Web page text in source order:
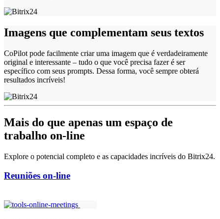
Imagens que complementam seus textos
CoPilot pode facilmente criar uma imagem que é verdadeiramente
original e interessante – tudo o que você precisa fazer é ser
específico com seus prompts. Dessa forma, você sempre obterá
resultados incríveis!
Mais do que apenas um espaço de
trabalho on-line
Explore o potencial completo e as capacidades incríveis do Bitrix24.
Reuniões on-line